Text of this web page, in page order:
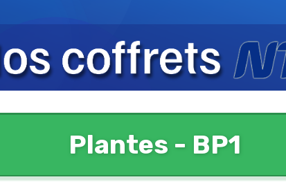
Plantes - BP1